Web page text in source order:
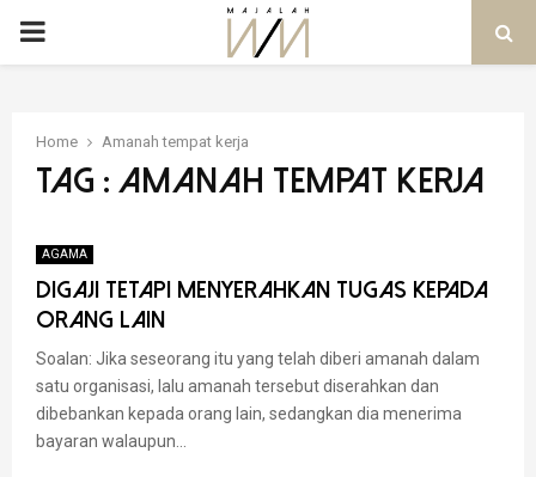
PRIMARY
Home Amanah tempat kerja
Tag : Amanah tempat kerja
AGAMA
Digaji Tetapi Menyerahkan Tugas Kepada
Orang Lain
Soalan: Jika seseorang itu yang telah diberi amanah dalam
satu organisasi, lalu amanah tersebut diserahkan dan
dibebankan kepada orang lain, sedangkan dia menerima
bayaran walaupun...